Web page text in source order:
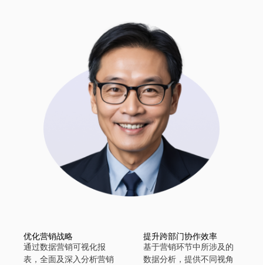
优化营销战略
通过数据营销可视化报
表，全面及深入分析营销
提升跨部门协作效率
基于营销环节中所涉及的
数据分析，提供不同视角